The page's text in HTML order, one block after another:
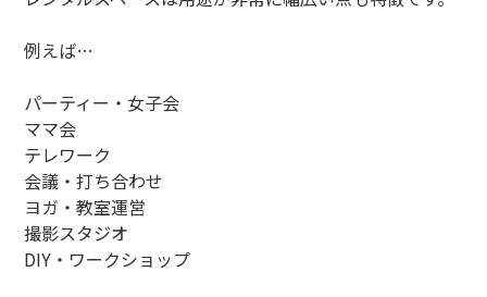
例えば…
パーティー・女子会
ママ会
テレワーク
会議・打ち合わせ
ヨガ・教室運営
撮影スタジオ
DIY・ワークショップ